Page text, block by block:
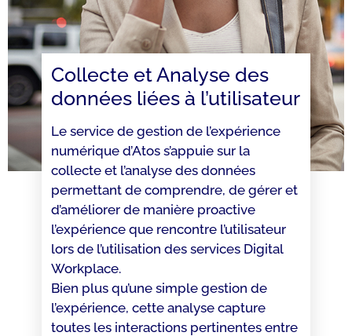
Collecte et Analyse des
données liées à l’utilisateur
Le service de gestion de l’expérience
numérique d’Atos s’appuie sur la
collecte et l’analyse des données
permettant de comprendre, de gérer et
d’améliorer de manière proactive
l’expérience que rencontre l’utilisateur
lors de l’utilisation des services Digital
Workplace.
Bien plus qu’une simple gestion de
l’expérience, cette analyse capture
toutes les interactions pertinentes entre